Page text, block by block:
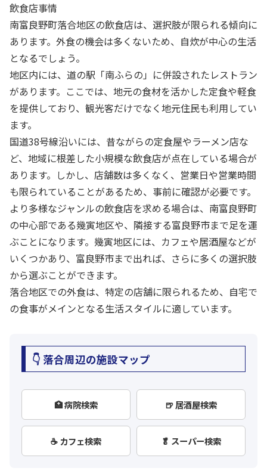
飲食店事情
南富良野町落合地区の飲食店は、選択肢が限られる傾向に
あります。外食の機会は多くないため、自炊が中心の生活
となるでしょう。
地区内には、道の駅「南ふらの」に併設されたレストラン
があります。ここでは、地元の食材を活かした定食や軽食
を提供しており、観光客だけでなく地元住民も利用してい
ます。
国道38号線沿いには、昔ながらの定食屋やラーメン店な
ど、地域に根差した小規模な飲食店が点在している場合が
あります。しかし、店舗数は多くなく、営業日や営業時間
も限られていることがあるため、事前に確認が必要です。
より多様なジャンルの飲食店を求める場合は、南富良野町
の中心部である幾寅地区や、隣接する富良野市まで足を運
ぶことになります。幾寅地区には、カフェや居酒屋などが
いくつかあり、富良野市まで出れば、さらに多くの選択肢
から選ぶことができます。
落合地区での外食は、特定の店舗に限られるため、自宅で
の食事がメインとなる生活スタイルに適しています。
👇 落合周辺の施設マップ
🏥 病院検索 🍺 居酒屋検索
☕ カフェ検索 🥬 スーパー検索